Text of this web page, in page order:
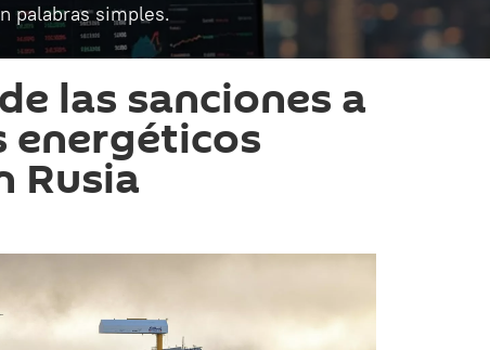
palabras simples.
las sanciones a
energéticos
Rusia